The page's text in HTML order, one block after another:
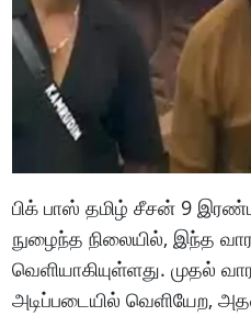
பிக் பாஸ் தமிழ் சீசன் 9
நுழைந்த நிலையில், இந்த
வெளியாகியுள்ளது. முதல்
அடிப்படையில் வெளியேற,